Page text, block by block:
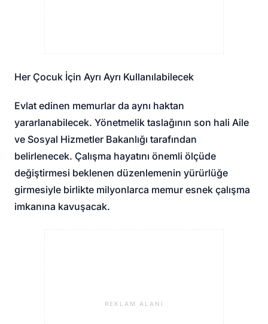
Her Çocuk İçin Ayrı Ayrı Kullanılabilecek
Evlat edinen memurlar da aynı haktan
yararlanabilecek. Yönetmelik taslağının son hali Aile
ve Sosyal Hizmetler Bakanlığı tarafından
belirlenecek. Çalışma hayatını önemli ölçüde
değiştirmesi beklenen düzenlemenin yürürlüğe
girmesiyle birlikte milyonlarca memur esnek çalışma
imkanına kavuşacak.
REKLAM ALANI